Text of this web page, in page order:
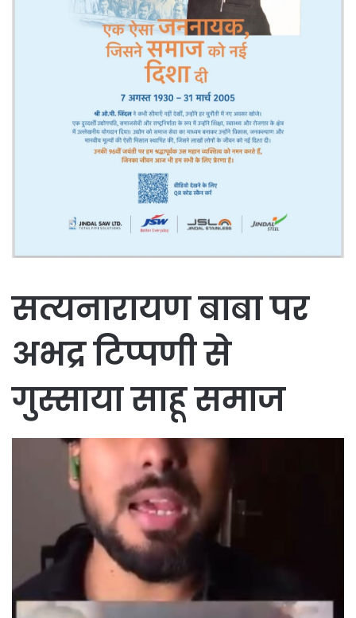
सत्यनारायण बाबा पर
अभद्र टिप्पणी से
गुस्साया साहू समाज